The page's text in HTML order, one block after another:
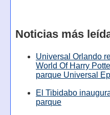
Noticias más
Universal Orlando
World Of Harry
parque Universal
El Tibidabo
parque